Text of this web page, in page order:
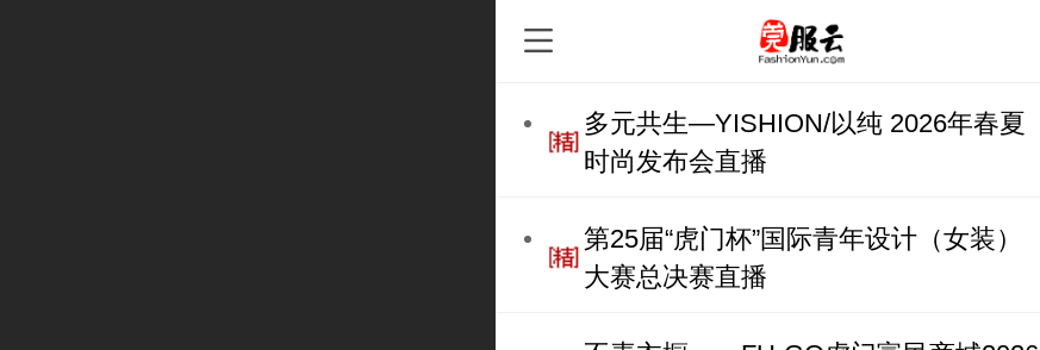
多元共生—YISHION/以纯 2026年春夏
时尚发布会直播
第25届“虎门杯”国际青年设计（女装）
大赛总决赛直播